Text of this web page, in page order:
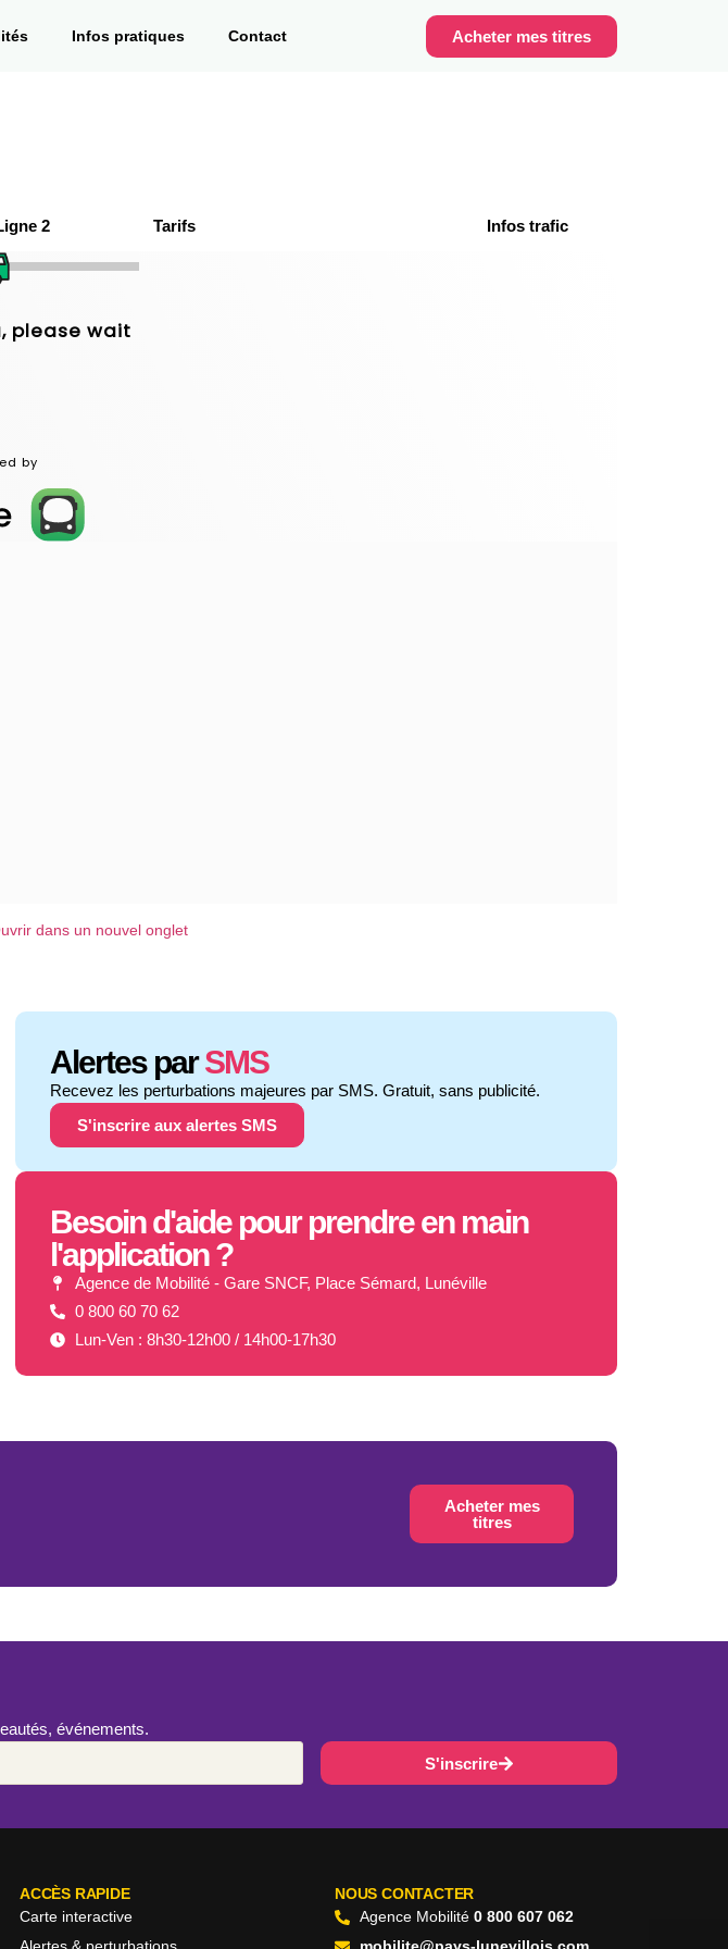
Infos pratiques Contact Acheter mes titres
2 Tarifs Infos trafic
dans un nouvel onglet
Alertes parSMS
Recevez les perturbations majeures par SMS. Gratuit, sans publicité.
S'inscrire aux alertes SMS
Besoin d'aide pour prendre en main
l'application ?
Agence de Mobilité - Gare SNCF, Place Sémard, Lunéville
0 800 60 70 62
Lun-Ven : 8h30-12h00 / 14h00-17h30
Acheter mes
titres
événements.
S'inscrire
ACCÈS RAPIDE
Carte interactive
NOUS CONTACTER
Agence Mobilité 0 800 607 062